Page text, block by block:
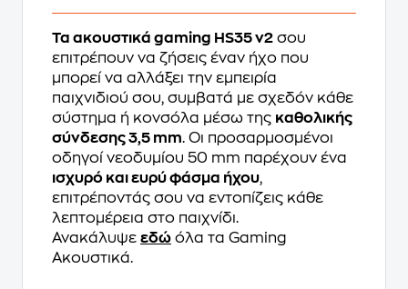
Τα ακουστικά gaming HS35 v2 σου
επιτρέπουν να ζήσεις έναν ήχο που
μπορεί να αλλάξει την εμπειρία
παιχνιδιού σου, συμβατά με σχεδόν κάθε
σύστημα ή κονσόλα μέσω της καθολικής
σύνδεσης 3,5 mm. Οι προσαρμοσμένοι
οδηγοί νεοδυμίου 50 mm παρέχουν ένα
ισχυρό και ευρύ φάσμα ήχου,
επιτρέποντάς σου να εντοπίζεις κάθε
λεπτομέρεια στο παιχνίδι.
Ανακάλυψε εδώ όλα τα Gaming
Ακουστικά.